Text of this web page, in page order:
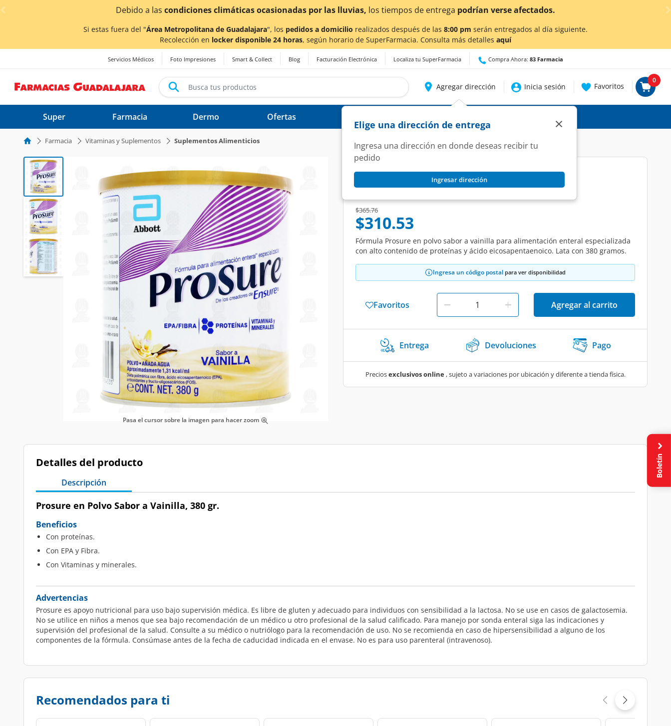
< div class="carousel-inner"> ¡Ahora también en Aguascalientes!Daclic aquípara conocer detalles.
Si estas fuera del "Área Metropolitana de Guadalajara", los pedidos a domicilio realizados después de las 8:00 pm serán entregados al día siguiente.
Recolección en locker disponible 24 horas, según horario de SuperFarmacia. Consulta más detalles aquí
Servicios Médicos Foto Impresiones Smart & Collect Blog Facturación Electrónica Localiza tu SuperFarmacia Compra Ahora: 83 Farmacia
Agregar dirección
Elige una dirección de entrega
Ingresa una dirección en donde deseas recibir tu
pedido
Ingresar dirección
×
Inicia sesión Favoritos
0
Super Farmacia Dermo Ofertas
Farmacia Vitaminas y Suplementos Suplementos Alimenticios
Pasa el cursor sobre la imagen para hacer zoom
PROSURE
Prosure en Polvo Sabor a Vainilla, 380 gr.
Price reduced from
$365.76to
$310.53
Fórmula Prosure en polvo sabor a vainilla para alimentación enteral especializada
con alto contenido de proteínas y ácido eicosapentaenoico. Lata con 380 gramos.
Ingresa un código postal para ver disponibilidad
Favoritos Agregar al carrito
Entrega Devoluciones Pago
Preciosexclusivos online, sujeto a variaciones por ubicación y diferente a tienda física.
Detalles del producto
Descripción
Prosure en Polvo Sabor a Vainilla, 380 gr.
Beneficios
Con proteínas.
Con EPA y Fibra.
Con Vitaminas y minerales.
Advertencias
Prosure es apoyo nutricional para uso bajo supervisión médica. Es libre de gluten y adecuado para individuos con sensibilidad a la lactosa. No se use en casos de galactosemia.
No se utilice en niños a menos que sea bajo recomendación de un médico u otro profesional de la salud calificado. Para manejo por sonda enteral siga las indicaciones y
supervisión del profesional de la salud. Consulte a su médico o nutriólogo para la recomendación de uso. No se recomienda en caso de hipersensibilidad a alguno de los
componentes de la fórmula. Consúmase antes de la fecha de caducidad indicada en el envase. No es para uso parenteral (intravenoso).
Recomendados para ti
Boletín